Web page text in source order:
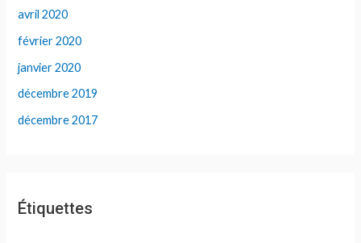
avril 2020
février 2020
janvier 2020
décembre 2019
décembre 2017
Étiquettes